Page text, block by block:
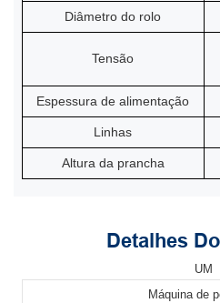
Diâmetro do rolo
Tensão
Espessura de alimentação
Linhas
Altura da prancha
Detalhes
UM
Máquina de